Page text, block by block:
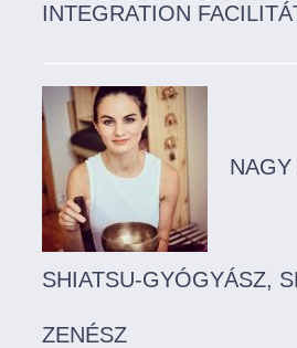
INTEGRATION
NAGY
SHIATSU-GYÓGYÁSZ,
ZENÉSZ